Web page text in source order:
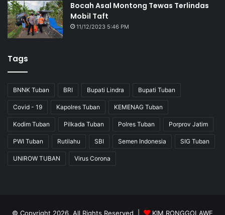
Bocah Asal Montong Tewas Terlindas
Mobil Taft
11/12/2023 5:46 PM
Tags
BNNK Tuban BRI Bupati Lindra Bupati Tuban
Covid - 19 Kapolres Tuban KEMENAG Tuban
Kodim Tuban Pilkada Tuban Polres Tuban Porprov Jatim
PWI Tuban Rutilahu SBI Semen Indonesia SIG Tuban
UNIROW TUBAN Virus Corona
© Copyright 2026, All Rights Reserved | KIM RONGGOLAWE